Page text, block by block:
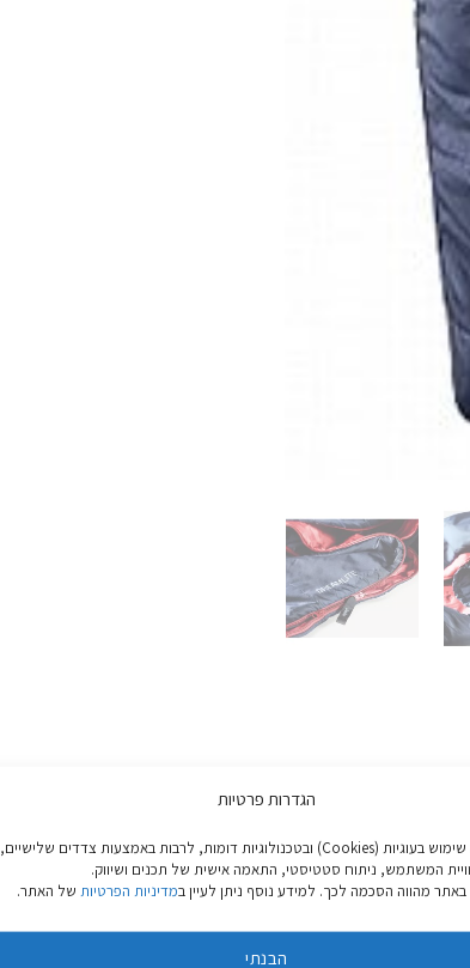
הגדרות פרטיות
באתר זה נעשה שימוש בעוגיות (Cookies) ובטכנולוגיות דומות, לרבות באמצעות צדדים שלישיים,
המשתמש, ניתוח סטטיסטי, התאמה אישית של תכנים ושיווק.
מהווה הסכמה לכך. למידע נוסף ניתן לעיין במדיניות הפרטיות של האתר.
הבנתי
קר מבחוץ פנימה ולהפך.
בריחה של אוויר חם החוצה וכניסת אוויר קר פנימה.
פתיחה של הרוכסן בזמן השינה.